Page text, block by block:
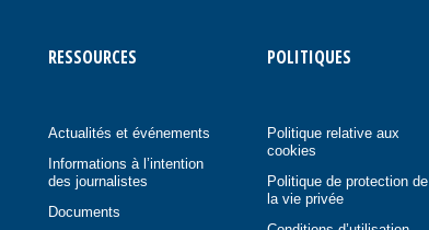
RESSOURCES
Actualités et événements
Informations à l’intention
des journalistes
Documents
POLITIQUES
Politique relative aux
cookies
Politique de protection de
la vie privée